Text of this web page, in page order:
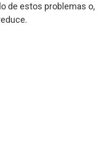
de estos problemas o,